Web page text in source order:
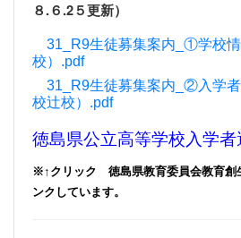
８.６.2５更新）
31_R9生徒募集案内_①学校情
校）.pdf
31_R9生徒募集案内_②入学
校辻校）.pdf
徳島県公立高等学校入学者
※↑クリック 徳島県教育委員会教育創
ンクしています。